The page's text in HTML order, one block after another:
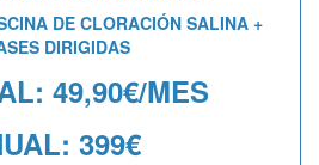
DE CLORACIÓN SALINA +
DIRIGIDAS
49,90€/MES
399€